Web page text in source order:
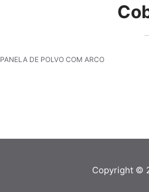
PANELA DE POLVO COM ARCO
Copyright ©